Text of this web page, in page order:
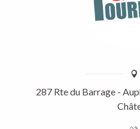
287 Rte du Barrage -